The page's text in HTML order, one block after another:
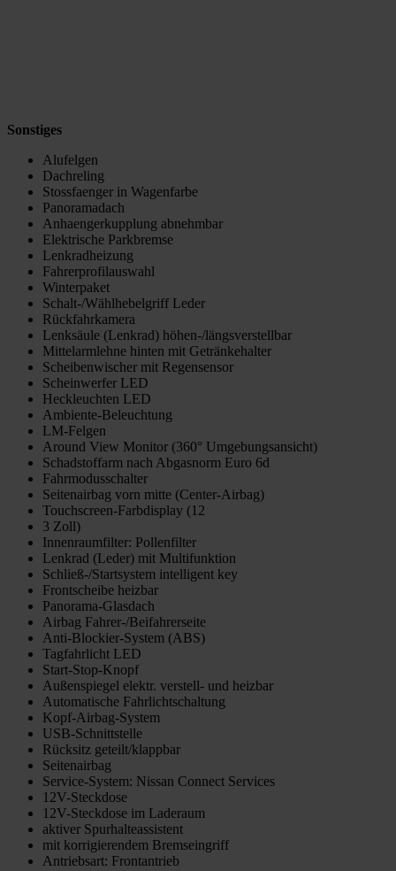
Sonstiges
Alufelgen
Dachreling
Stossfaenger in Wagenfarbe
Panoramadach
Anhaengerkupplung abnehmbar
Elektrische Parkbremse
Lenkradheizung
Fahrerprofilauswahl
Winterpaket
Schalt-/Wählhebelgriff Leder
Rückfahrkamera
Lenksäule (Lenkrad) höhen-/längsverstellbar
Mittelarmlehne hinten mit Getränkehalter
Scheibenwischer mit Regensensor
Scheinwerfer LED
Heckleuchten LED
Ambiente-Beleuchtung
LM-Felgen
Around View Monitor (360° Umgebungsansicht)
Schadstoffarm nach Abgasnorm Euro 6d
Fahrmodusschalter
Seitenairbag vorn mitte (Center-Airbag)
Touchscreen-Farbdisplay (12
3 Zoll)
Innenraumfilter: Pollenfilter
Lenkrad (Leder) mit Multifunktion
Schließ-/Startsystem intelligent key
Frontscheibe heizbar
Panorama-Glasdach
Airbag Fahrer-/Beifahrerseite
Anti-Blockier-System (ABS)
Tagfahrlicht LED
Start-Stop-Knopf
Außenspiegel elektr. verstell- und heizbar
Automatische Fahrlichtschaltung
Kopf-Airbag-System
USB-Schnittstelle
Rücksitz geteilt/klappbar
Seitenairbag
Service-System: Nissan Connect Services
12V-Steckdose
12V-Steckdose im Laderaum
aktiver Spurhalteassistent
mit korrigierendem Bremseingriff
Antriebsart: Frontantrieb